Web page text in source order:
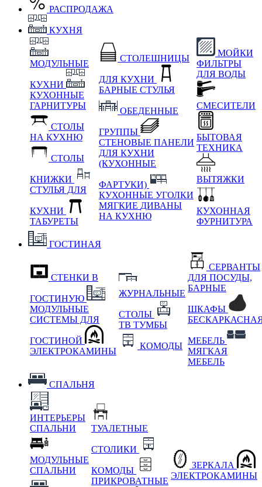
РАСПРОДАЖА
КУХНЯ
МОДУЛЬНЫЕ
КУХНИ
КУХОННЫЕ
ГАРНИТУРЫ
СТОЛЫ
НА КУХНЮ
СТОЛЫ
КНИЖКИ
СТУЛЬЯ ДЛЯ
КУХНИ
ТАБУРЕТЫ
СТОЛЕШНИЦЫ
ДЛЯ КУХНИ
БАРНЫЕ СТУЛЬЯ
ОБЕДЕННЫЕ
ГРУППЫ
СТЕНОВЫЕ ПАНЕЛИ
ДЛЯ КУХНИ
(КУХОННЫЕ
ФАРТУКИ)
КУХОННЫЕ УГОЛКИ
МЯГКИЕ ДИВАНЫ
НА КУХНЮ
МОЙКИ
ФИЛЬТРЫ
ДЛЯ ВОДЫ
СМЕСИТЕЛИ
БЫТОВАЯ
ТЕХНИКА
ВЫТЯЖКИ
КУХОННАЯ
ФУРНИТУРА
ГОСТИНАЯ
СТЕНКИ В
ГОСТИНУЮ
МОДУЛЬНЫЕ
СИСТЕМЫ ДЛЯ
ГОСТИНОЙ
ЭЛЕКТРОКАМИНЫ
ЖУРНАЛЬНЫЕ
СТОЛЫ
ТВ ТУМБЫ
КОМОДЫ
СЕРВАНТЫ
ДЛЯ ПОСУДЫ,
БАРНЫЕ
ШКАФЫ
МЕБЕЛЬ
МЯГКАЯ
МЕБЕЛЬ
СПАЛЬНЯ
ИНТЕРЬЕРЫ
СПАЛЬНИ
МОДУЛЬНЫЕ
СПАЛЬНИ
ТУАЛЕТНЫЕ
СТОЛИКИ
КОМОДЫ
ПРИКРОВАТНЫЕ
ЗЕРКАЛА
ЭЛЕКТРОКАМИНЫ